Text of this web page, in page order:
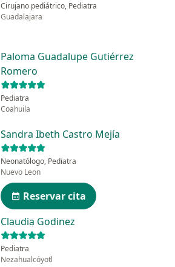
Cirujano pediátrico, Pediatra
Guadalajara
Paloma Guadalupe Gutiérrez
Romero
Pediatra
Coahuila
Sandra Ibeth Castro Mejía
Neonatólogo, Pediatra
Nuevo Leon
Reservar cita
Claudia Godinez
Pediatra
Nezahualcóyotl